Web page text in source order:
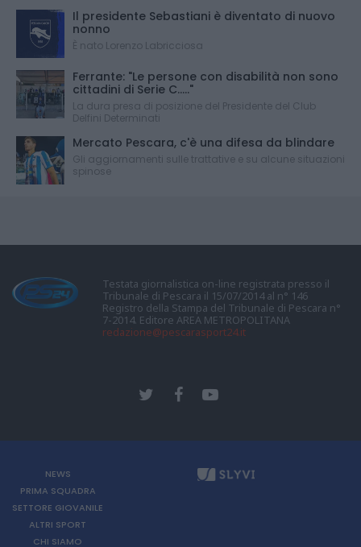
Il presidente Sebastiani è diventato di nuovo
nonno
È nato Lorenzo Labricciosa
Ferrante: "Le persone con disabilità non sono
cittadini di Serie C....."
La dura presa di posizione del Presidente del Club
Delfini Determinati
Mercato Pescara, c'è una difesa da blindare
Gli aggiornamenti sulle trattative e su alcune situazioni
spinose
Testata giornalistica on-line registrata presso il
Tribunale di Pescara il 15/07/2014 al n° 146
Registro della Stampa del Tribunale di Pescara n°
7-2014. Editore AREA METROPOLITANA
redazione@pescarasport24.it
NEWS
PRIMA SQUADRA
SETTORE GIOVANILE
ALTRI SPORT
CHI SIAMO